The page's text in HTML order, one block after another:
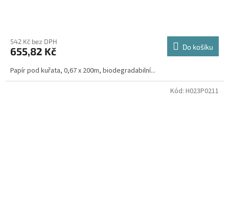
542 Kč bez DPH
655,82 Kč Do košíku
Papír pod kuřata, 0,67 x 200m, biodegradabilní...
Kód: H023P0211